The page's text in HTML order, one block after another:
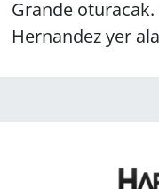
Grande oturacak.
Hernandez yer